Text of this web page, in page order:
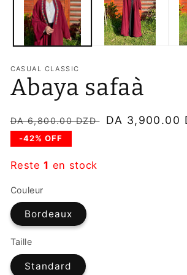
modale
CASUAL CLASSIC
Abaya safaà
Prix
habituel
DA 6,800.00 DZD
Prix
DA 3,900.00
-42% OFF
Reste1 en stock
Couleur
Bordeaux
Taille
Standard